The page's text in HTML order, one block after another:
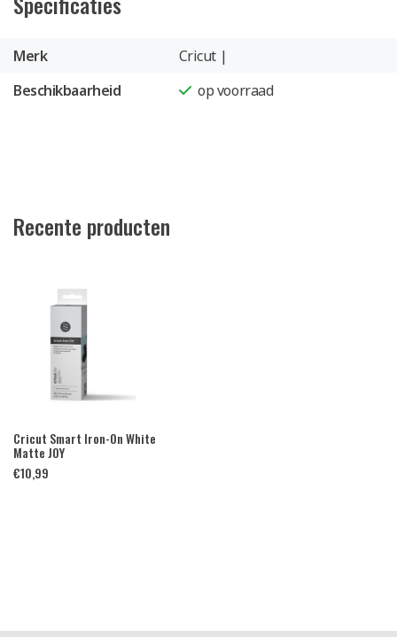
Merk
Cricut |
Beschikbaarheid
op voorraad
Recente producten
Cricut Smart Iron-On White
Matte JOY
€10,99